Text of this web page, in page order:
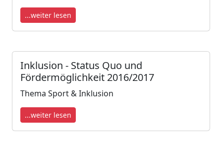
...weiter lesen
Inklusion - Status Quo und
Fördermöglichkeit 2016/2017
Thema Sport & Inklusion
...weiter lesen